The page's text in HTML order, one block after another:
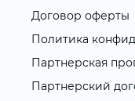
Договор оферты
Политика
Партнерская
Партнерский